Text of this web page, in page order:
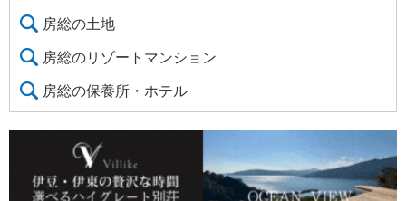
房総の土地
房総のリゾートマンション
房総の保養所・ホテル